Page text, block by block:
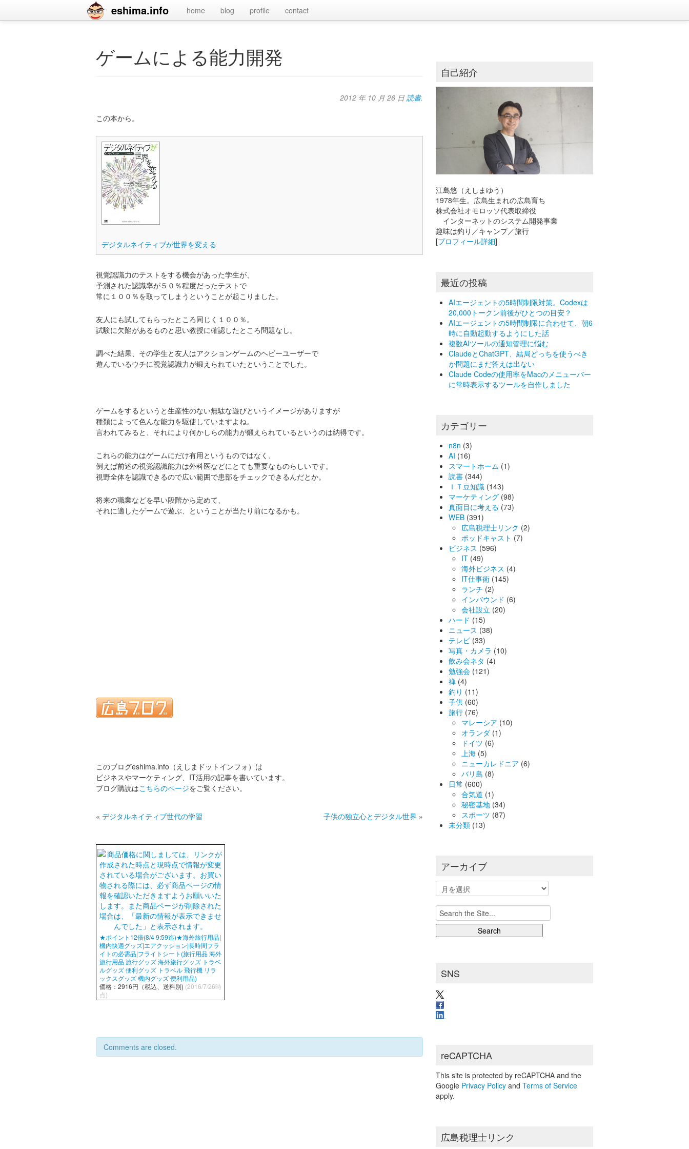
eshima.info home blog profile contact
ゲームによる能力開発
2012 年 10 月 26 日 読書.
この本から。
デジタルネイティブが世界を変える
視覚認識力のテストをする機会があった学生が、
予測された認識率が５０％程度だったテストで
常に１００％を取ってしまうということが起こりました。
友人にも試してもらったところ同じく１００％。
試験に欠陥があるものと思い教授に確認したところ問題なし。
調べた結果、その学生と友人はアクションゲームのヘビーユーザーで
遊んでいるウチに視覚認識力が鍛えられていたということでした。
ゲームをするというと生産性のない無駄な遊びというイメージがありますが
種類によって色んな能力を駆使していますよね。
言われてみると、それにより何かしらの能力が鍛えられているというのは納得です。
これらの能力はゲームにだけ有用というものではなく、
例えば前述の視覚認識能力は外科医などにとても重要なものらしいです。
視野全体を認識できるので広い範囲で患部をチェックできるんだとか。
将来の職業などを早い段階から定めて、
それに適したゲームで遊ぶ、ということが当たり前になるかも。
このブログeshima.info（えしまドットインフォ）は
ビジネスやマーケティング、IT活用の記事を書いています。
ブログ購読はこちらのページをご覧ください。
« デジタルネイティブ世代の学習 子供の独立心とデジタル世界 »
★ポイント12倍(8/4 9:59迄)★海外旅行用品|
機内快適グッズ|エアクッション|長時間フラ
イトの必需品|フライトシート(旅行用品 海外
旅行用品 旅行グッズ 海外旅行グッズ トラベ
ルグッズ 便利グッズ トラベル 飛行機 リラ
ックスグッズ 機内グッズ 便利用品)
価格：2916円（税込、送料別) (2016/7/26時
点)
Comments are closed.
自己紹介
江島悠（えしまゆう）
1978年生。広島生まれの広島育ち
株式会社オモロッソ代表取締役
インターネットのシステム開発事業
趣味は釣り／キャンプ／旅行
[プロフィール詳細]
最近の投稿
AIエージェントの5時間制限対策。Codexは
20,000トークン前後がひとつの目安？
AIエージェントの5時間制限に合わせて、朝6
時に自動起動するようにした話
複数AIツールの通知管理に悩む
ClaudeとChatGPT、結局どっちを使うべき
か問題にまだ答えは出ない
Claude Codeの使用率をMacのメニューバー
に常時表示するツールを自作しました
カテゴリー
n8n (3)
AI (16)
スマートホーム (1)
読書 (344)
ＩＴ豆知識 (143)
マーケティング (98)
真面目に考える (73)
WEB (391)
広島税理士リンク (2)
ポッドキャスト (7)
ビジネス (596)
IT (49)
海外ビジネス (4)
IT仕事術 (145)
ランチ (2)
インバウンド (6)
会社設立 (20)
ハード (15)
ニュース (38)
テレビ (33)
写真・カメラ (10)
飲み会ネタ (4)
勉強会 (121)
禅 (4)
釣り (11)
子供 (60)
旅行 (76)
マレーシア (10)
オランダ (1)
ドイツ (6)
上海 (5)
ニューカレドニア (6)
バリ島 (8)
日常 (600)
合気道 (1)
秘密基地 (34)
スポーツ (87)
未分類 (13)
アーカイブ
ー
カ
イ
ブ
Search
for:
SNS
reCAPTCHA
This site is protected by reCAPTCHA and the
Google Privacy Policy andTerms of Service
apply.
広島税理士リンク